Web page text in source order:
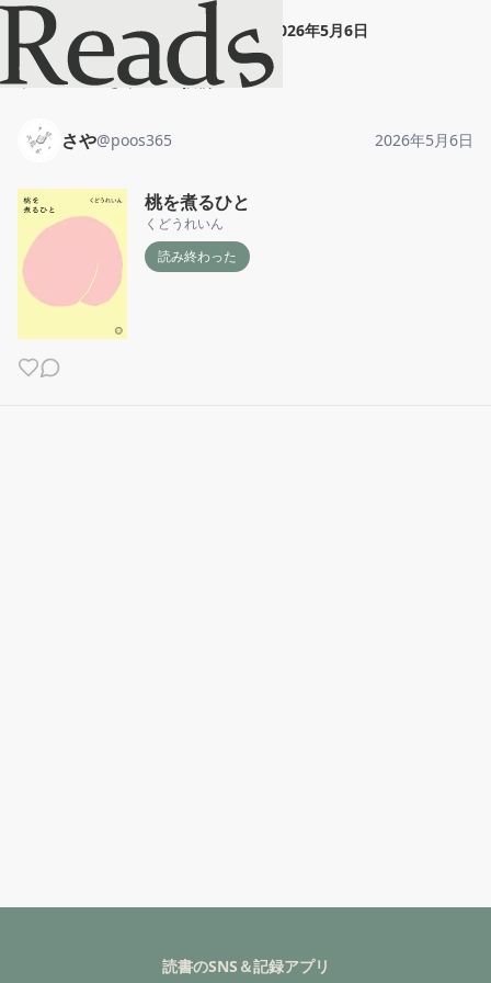
さや" 桃を煮るひと" 2026年5月6日
ホーム さや 投稿
さや@poos365 2026年5月6日
桃を煮るひと
くどうれいん
読み終わった
読書のSNS＆記録アプリ